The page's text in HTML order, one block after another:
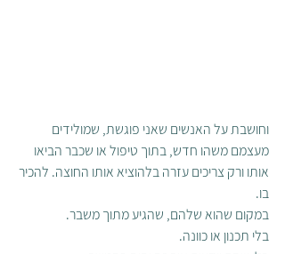
וחושבת על האנשים שאני פוגשת, שמולידים
מעצמם משהו חדש, בתוך טיפול או שכבר הביאו
אותו ורק צריכים עזרה בלהוציא אותו החוצה. להכיר
בו.
במקום שהוא שלהם, שהגיע מתוך משבר.
בלי תכנון או כוונה.